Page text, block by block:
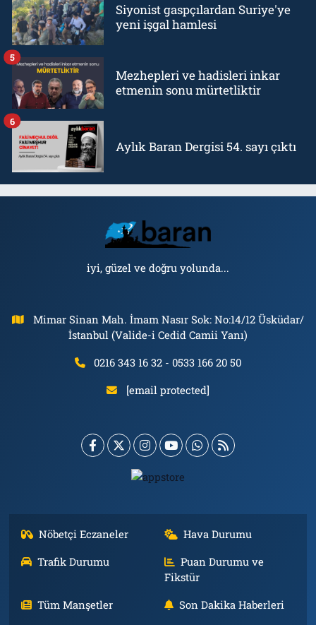
Siyonist gaspçılardan Suriye'ye
yeni işgal hamlesi
Mezhepleri ve hadisleri inkar
etmenin sonu mürtetliktir
5
Aylık Baran Dergisi 54. sayı çıktı
6
iyi, güzel ve doğru yolunda...
Mimar Sinan Mah. İmam Nasır Sok: No:14/12 Üsküdar/
İstanbul (Valide-i Cedid Camii Yanı)
0216 343 16 32 - 0533 166 20 50
[email protected]
Nöbetçi Eczaneler
Hava Durumu
Trafik Durumu
Puan Durumu ve
Fikstür
Tüm Manşetler
Son Dakika Haberleri